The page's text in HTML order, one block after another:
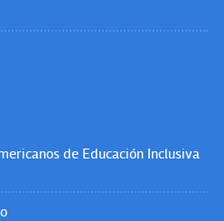
de Educación Inclusiva